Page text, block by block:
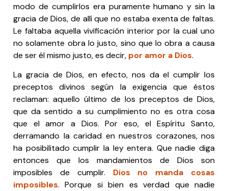
modo de cumplirlos era puramente humano y sin la
gracia de Dios, de allí que no estaba exenta de faltas.
Le faltaba aquella vivificación interior por la cual uno
no solamente obra lo justo, sino que lo obra a causa
de ser él mismo justo, es decir, por amor a Dios.
La gracia de Dios, en efecto, nos da el cumplir los
preceptos divinos según la exigencia que éstos
reclaman: aquello último de los preceptos de Dios,
que da sentido a su cumplimiento no es otra cosa
que el amor a Dios. Por eso, el Espíritu Santo,
derramando la caridad en nuestros corazones, nos
ha posibilitado cumplir la ley entera. Que nadie diga
entonces que los mandamientos de Dios son
imposibles de cumplir. Dios no manda cosas
imposibles. Porque si bien es verdad que nadie